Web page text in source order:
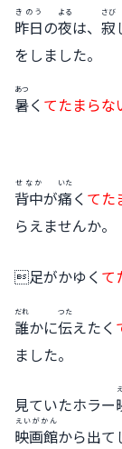
昨日
きのう
の夜
よる
は、 寂
さび
をしました。
暑
あつ
く てたまらな
背中
せなか
が痛
いた
く てた
らえませんか。
足がかゆく て
誰
だれ
かに伝
つた
えたく
ました。
見ていたホラー
映画館
えいがかん
から出て